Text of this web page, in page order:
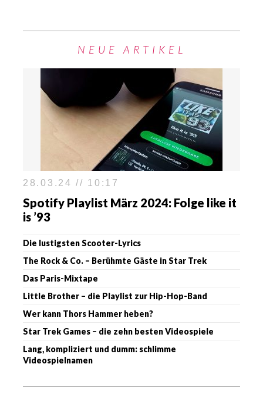
NEUE ARTIKEL
28.03.24 // 10:17
Spotify Playlist März 2024: Folge like it
is ’93
Die lustigsten Scooter-Lyrics
The Rock & Co. – Berühmte Gäste in Star Trek
Das Paris-Mixtape
Little Brother – die Playlist zur Hip-Hop-Band
Wer kann Thors Hammer heben?
Star Trek Games – die zehn besten Videospiele
Lang, kompliziert und dumm: schlimme
Videospielnamen